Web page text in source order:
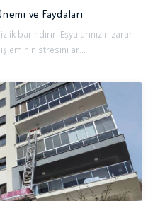
ve Faydaları
barındırır. Eşyalarınızın zarar
stresini ar...